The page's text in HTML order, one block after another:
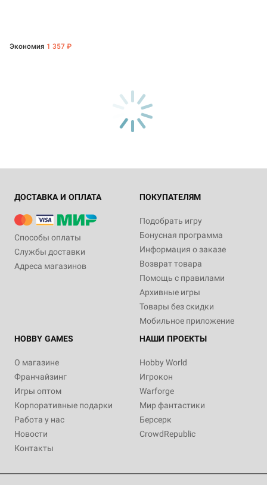
Экономия 1 357 ₽
ДОСТАВКА И ОПЛАТА
Способы оплаты
Службы доставки
Адреса магазинов
ПОКУПАТЕЛЯМ
Подобрать игру
Бонусная программа
Информация о заказе
Возврат товара
Помощь с правилами
Архивные игры
Товары без скидки
Мобильное приложение
HOBBY GAMES
О магазине
Франчайзинг
Игры оптом
Корпоративные подарки
Работа у нас
Новости
Контакты
НАШИ ПРОЕКТЫ
Hobby World
Игрокон
Warforge
Мир фантастики
Берсерк
CrowdRepublic